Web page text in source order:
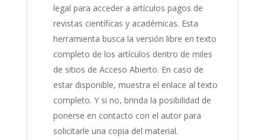
legal para acceder a artículos pagos de
revistas científicas y académicas. Esta
herramienta busca la versión libre en texto
completo de los artículos dentro de miles
de sitios de Acceso Abierto. En caso de
estar disponible, muestra el enlace al texto
completo. Y si no, brinda la posibilidad de
ponerse en contacto con el autor para
solicitarle una copia del material.